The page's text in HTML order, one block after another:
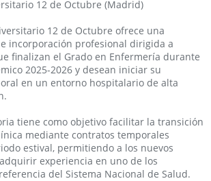
12 de Octubre (Madrid)
12 de Octubre ofrece una
incorporación profesional dirigida a
finalizan el Grado en Enfermería durante
2025-2026 y desean iniciar su
en un entorno hospitalario de alta
tiene como objetivo facilitar la transición
mediante contratos temporales
estival, permitiendo a los nuevos
experiencia en uno de los
del Sistema Nacional de Salud.